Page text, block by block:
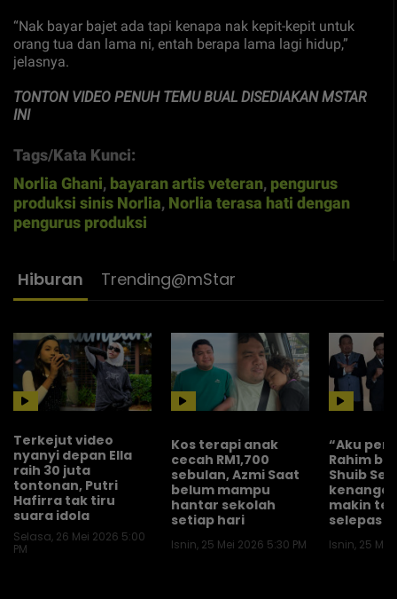
“Nak bayar bajet ada tapi kenapa nak kepit-kepit untuk
orang tua dan lama ni, entah berapa lama lagi hidup,”
jelasnya.
TONTON VIDEO PENUH TEMU BUAL DISEDIAKAN MSTAR
INI
Tags/Kata Kunci:
Norlia Ghani, bayaran artis veteran, pengurus
produksi sinis Norlia, Norlia terasa hati dengan
pengurus produksi
Hiburan Trending@mStar
Terkejut video
nyanyi depan Ella
raih 30 juta
tontonan, Putri
Hafirra tak tiru
suara idola
Selasa, 26 Mei 2026 5:00
PM
Kos terapi anak
cecah RM1,700
sebulan, Azmi Saat
belum mampu
hantar sekolah
setiap hari
Isnin, 25 Mei 2026 5:30 PM
“Aku
Rahim
Shuib
makin
selepas
Isnin, 25 Mei